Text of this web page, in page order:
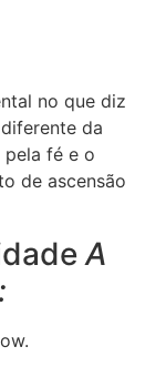
no que diz
da
fé e o
de ascensão
A